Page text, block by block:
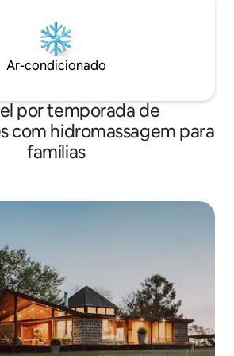
Ar-condicionado
por temporada de
com hidromassagem para
famílias